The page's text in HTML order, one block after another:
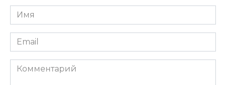
Имя
*
Email
*
Комментарий